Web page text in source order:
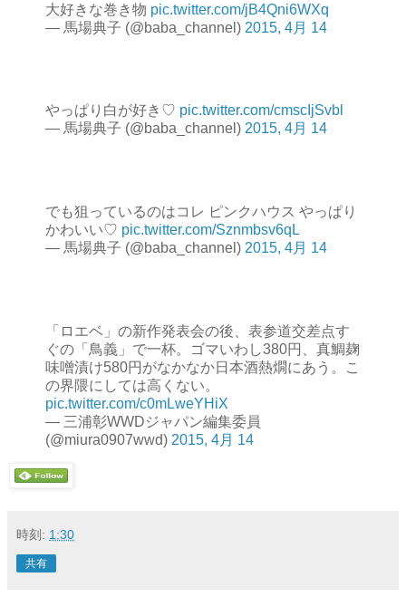
大好きな巻き物 pic.twitter.com/jB4Qni6WXq
— 馬場典子 (@baba_channel) 2015, 4月 14
やっぱり白が好き♡ pic.twitter.com/cmscIjSvbl
— 馬場典子 (@baba_channel) 2015, 4月 14
でも狙っているのはコレ ピンクハウス やっぱり
かわいい♡ pic.twitter.com/Sznmbsv6qL
— 馬場典子 (@baba_channel) 2015, 4月 14
「ロエベ」の新作発表会の後、表参道交差点す
ぐの「鳥義」で一杯。ゴマいわし380円、真鯛麹
味噌漬け580円がなかなか日本酒熱燗にあう。こ
の界隈にしては高くない。
pic.twitter.com/c0mLweYHiX
— 三浦彰WWDジャパン編集委員
(@miura0907wwd) 2015, 4月 14
時刻: 1:30
共有